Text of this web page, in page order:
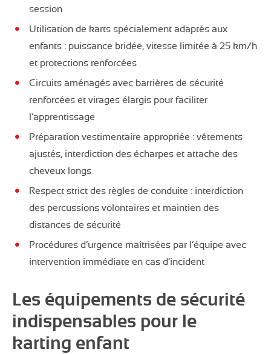
session
Utilisation de karts spécialement adaptés aux
enfants : puissance bridée, vitesse limitée à 25 km/h
et protections renforcées
Circuits aménagés avec barrières de sécurité
renforcées et virages élargis pour faciliter
l’apprentissage
Préparation vestimentaire appropriée : vêtements
ajustés, interdiction des écharpes et attache des
cheveux longs
Respect strict des règles de conduite : interdiction
des percussions volontaires et maintien des
distances de sécurité
Procédures d’urgence maîtrisées par l’équipe avec
intervention immédiate en cas d’incident
Les équipements de sécurité
indispensables pour le
karting enfant